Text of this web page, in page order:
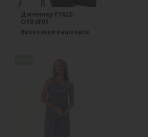
Джемпер F1822-
O19.6F01
Вискозное кашкорсе